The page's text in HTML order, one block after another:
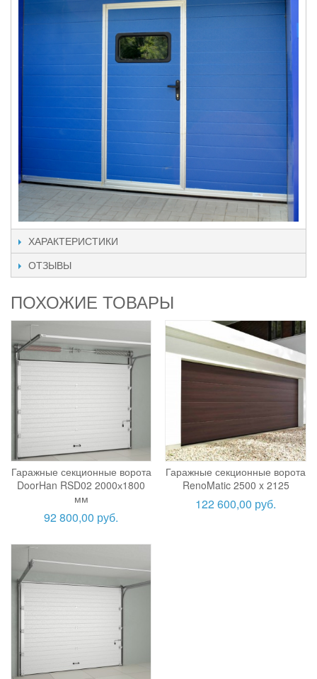
ХАРАКТЕРИСТИКИ
ОТЗЫВЫ
ПОХОЖИЕ ТОВАРЫ
Гаражные секционные ворота
DoorHan RSD02 2000х1800
мм
92 800,00 руб.
Гаражные секционные ворота
RenoMatic 2500 x 2125
122 600,00 руб.